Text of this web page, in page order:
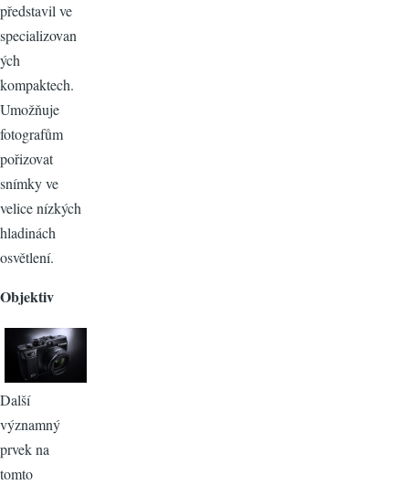
představil ve
specializovan
ých
kompaktech.
Umožňuje
fotografům
pořizovat
snímky ve
velice nízkých
hladinách
osvětlení.
Objektiv
Další
významný
prvek na
tomto